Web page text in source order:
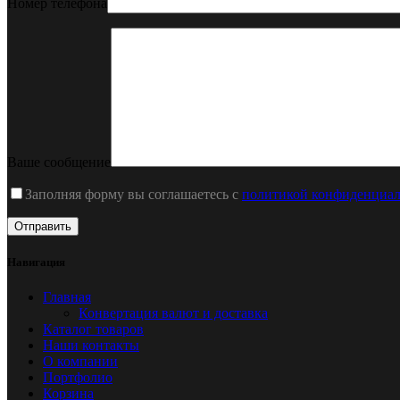
Ваше сообщение
Заполняя форму вы соглашаетесь с политикой
Навигация
Главная
Конвертация валют и доставка
Каталог товаров
Наши контакты
О компании
Портфолио
Корзина